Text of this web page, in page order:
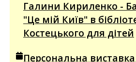
Галини Кириленко -
"Це мій Київ" в
Костецького для дітей
Персональна